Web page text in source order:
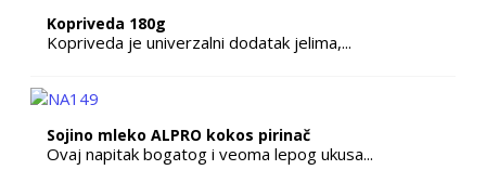
Kopriveda 180g
Kopriveda je univerzalni dodatak jelima,...
Sojino mleko ALPRO kokos pirinač
Ovaj napitak bogatog i veoma lepog ukusa...